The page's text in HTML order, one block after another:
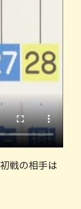
戦の相手は